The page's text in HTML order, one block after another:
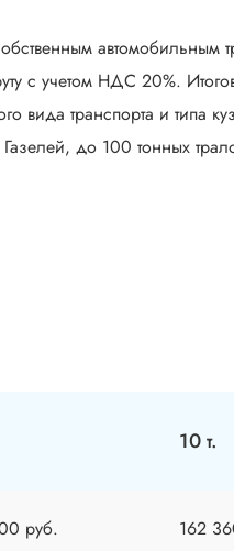
автомобильным
с учетом НДС 20%.
вида транспорта и типа
до 100 тонных
10 т.
руб. 162